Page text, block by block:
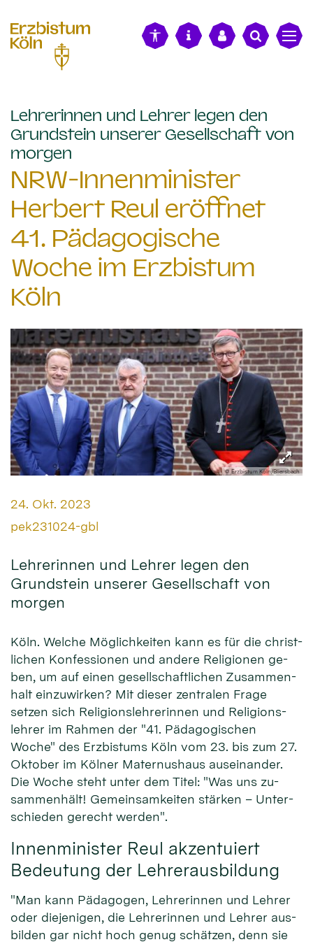
Lehrerinnen und Lehrer legen den
Grundstein unserer Gesellschaft von
morgen
NRW-Innenminister
Herbert Reul eröffnet
41. Pädagogische
Woche im Erzbistum
Köln
© Erzbistum Köln/Bliersbach
Datum:
24. Okt. 2023
Von:
pek231024-gbl
Lehrerinnen und Lehrer legen den
Grundstein unserer Gesellschaft von
morgen
Köln. Welche Mög­lich­keiten kann es für die christ­
lichen Kon­fessio­nen und an­dere Reli­gionen ge­
ben, um auf ei­nen ge­sell­schaft­lichen Zu­sammen­
halt ein­zu­wir­ken? Mit die­ser zen­tralen Fra­ge
setzen sich Re­li­gions­leh­rerinnen und Re­ligions­
lehrer im Rah­men der "41. Pä­dago­gischen
Woche" des Erz­bistums Köln vom 23. bis zum 27.
Ok­to­ber im Köl­ner Ma­ternus­haus aus­ei­nan­der.
Die Wo­che steht unter dem Ti­tel: "Was uns zu­
sammen­hält! Ge­mein­sam­keiten stär­ken – Unter­
schie­den gerecht werden".
Innenminister Reul akzentuiert
Bedeutung der Lehrerausbildung
"Man kann Pä­da­gogen, Leh­rer­innen und Leh­rer
oder die­jeni­gen, die Leh­rerin­nen und Leh­rer aus­
bil­den gar nicht hoch ge­nug schät­zen, denn sie